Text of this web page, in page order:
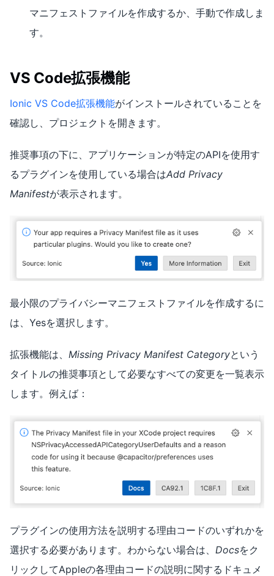
マニフェストファイルを作成するか、手動で作成しま
す。
VS Code拡張機能
Ionic VS Code拡張機能がインストールされていることを
確認し、プロジェクトを開きます。
推奨事項の下に、アプリケーションが特定のAPIを使用す
るプラグインを使用している場合はAdd Privacy
Manifestが表示されます。
最小限のプライバシーマニフェストファイルを作成するに
は、Yesを選択します。
拡張機能は、 Missing Privacy Manifest Categoryという
タイトルの推奨事項として必要なすべての変更を一覧表示
します。例えば：
プラグインの使用方法を説明する理由コードのいずれかを
選択する必要があります。わからない場合は、 Docsをク
リックしてAppleの各理由コードの説明に関するドキュメ